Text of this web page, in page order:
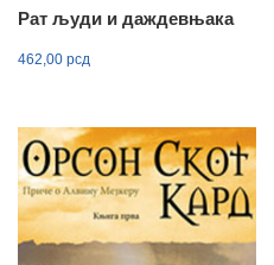
Рат људи и даждевњака
462,00 рсд